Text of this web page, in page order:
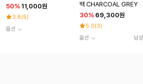
50% 11,000원
3.8(5)
옵션
백 CHARCOAL GREY
30% 69,300원
5.0(3)
옵션
남성